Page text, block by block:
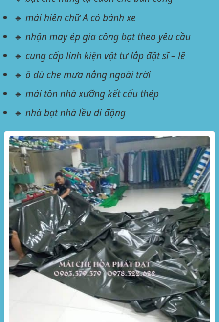
🔹 mái hiên chữ A có bánh xe
🔹 nhận may ép gia công bạt theo yêu cầu
🔹 cung cấp linh kiện vật tư lắp đặt sĩ – lẽ
🔹 ô dù che mưa nắng ngoài trời
🔹 mái tôn nhà xưỡng kết cấu thép
🔹 nhà bạt nhà lều di động